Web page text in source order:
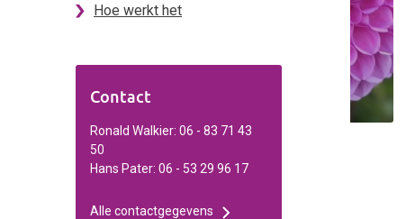
Hoe werkt het
Contact
Ronald Walkier: 06 - 83 71 43
50
Hans Pater: 06 - 53 29 96 17
Alle contactgegevens